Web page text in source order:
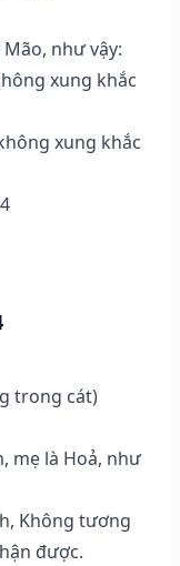
như vậy:
xung khắc
xung khắc
trong cát)
mẹ là Hoả, như
Không tương
được.